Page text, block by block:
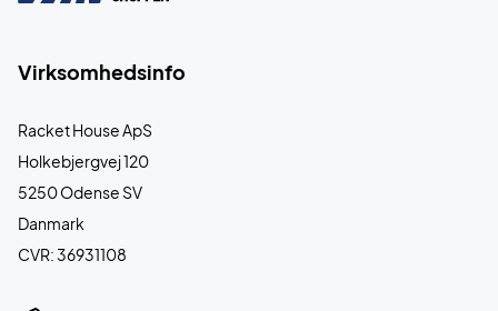
Virksomhedsinfo
Racket House ApS
Holkebjergvej 120
5250 Odense SV
Danmark
CVR: 36931108